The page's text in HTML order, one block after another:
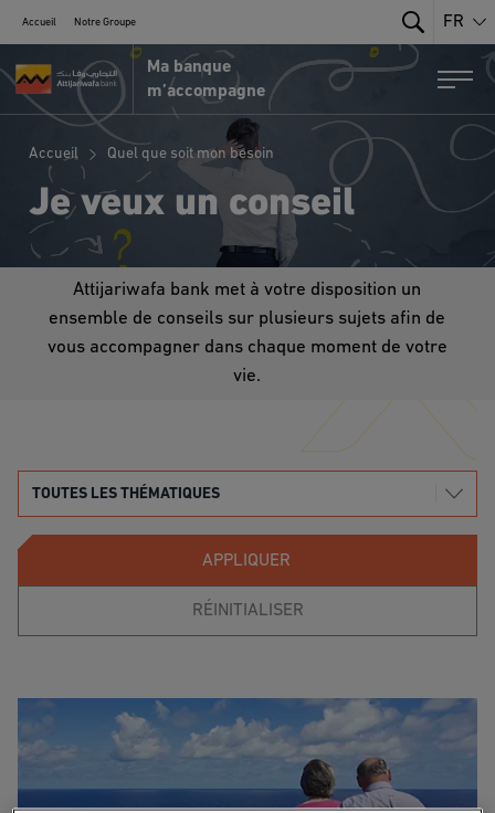
Accueil Notre Groupe
Search
FR
Portail MRE par Attijariwafa Bank
Ma banque
m’accompagne
Accueil Quel que soit mon besoin
Je veux un conseil
Attijariwafa bank met à votre disposition un
ensemble de conseils sur plusieurs sujets afin de
vous accompagner dans chaque moment de votre
vie.
TOUTES LES THÉMATIQUES
APPLIQUER
RÉINITIALISER